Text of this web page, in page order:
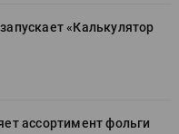
«Калькулятор
ассортимент фольги